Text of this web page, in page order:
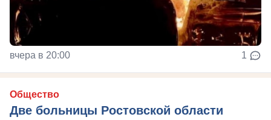
вчера в 20:00 1
Общество
Две больницы Ростовской области